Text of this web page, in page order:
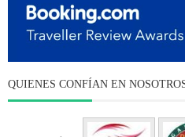
QUIENES CONFÍAN EN